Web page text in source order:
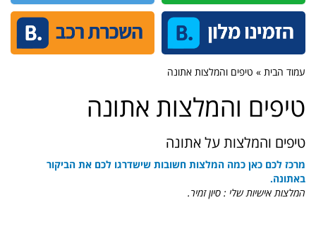
עמוד הבית » טיפים והמלצות אתונה
טיפים והמלצות אתונה
טיפים והמלצות על אתונה
מרכז לכם כאן כמה המלצות חשובות שישדרגו לכם את הביקור
באתונה.
המלצות אישיות שלי : סיון זמיר.